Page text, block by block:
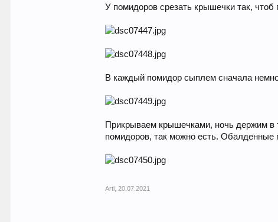
У помидоров срезать крышечки так,
В каждый помидор сыплем сначала
Прикрываем крышечками, ночь держим в
помидоров, так можно есть. Обалденные
Arti 20.07.2021